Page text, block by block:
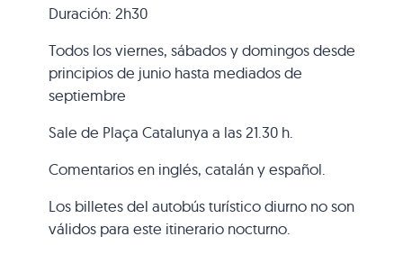
Duración: 2h30
Todos los viernes, sábados y domingos desde
principios de junio hasta mediados de
septiembre
Sale de Plaça Catalunya a las 21.30 h.
Comentarios en inglés, catalán y español.
Los billetes del autobús turístico diurno no son
válidos para este itinerario nocturno.